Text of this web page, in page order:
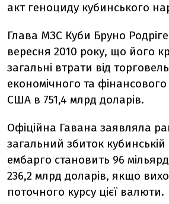
акт геноциду кубинського
Глава МЗС Куби Бруно
вересня 2010 року, що його
загальні втрати від
економічного та
США в 751,4 млрд доларів.
Офіційна Гавана заявляла
загальний збиток кубинській
ембарго становить 96
236,2 млрд доларів, якщо
поточного курсу цієї валюти.